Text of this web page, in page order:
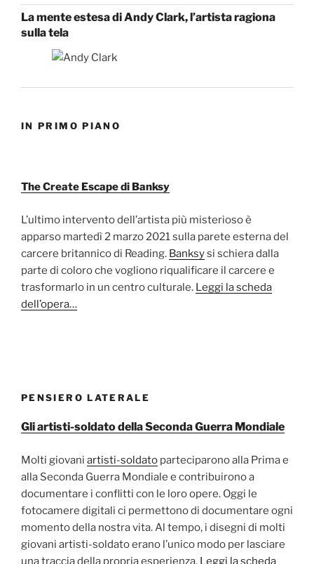
La mente estesa di Andy Clark, l’artista ragiona
sulla tela
IN PRIMO PIANO
The Create Escape di Banksy
L’ultimo intervento dell’artista più misterioso è
apparso martedì 2 marzo 2021 sulla parete esterna del
carcere britannico di Reading. Banksysi schiera dalla
parte di coloro che vogliono riqualificare il carcere e
trasformarlo in un centro culturale. Leggi la scheda
dell’opera…
PENSIERO LATERALE
Gli artisti-soldato della Seconda Guerra Mondiale
Molti giovani artisti-soldato parteciparono alla Prima e
alla Seconda Guerra Mondiale e contribuirono a
documentare i conflitti con le loro opere. Oggi le
fotocamere digitali ci permettono di documentare ogni
momento della nostra vita. Al tempo, i disegni di molti
giovani artisti-soldato erano l’unico modo per lasciare
una traccia della propria esperienza. Leggi la scheda